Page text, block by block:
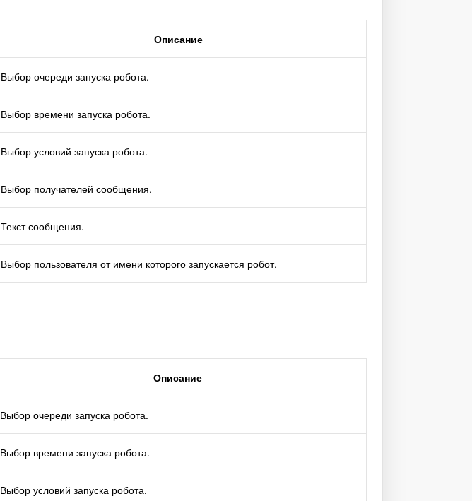
Описание
Выбор очереди запуска робота.
Выбор времени запуска робота.
Выбор условий запуска робота.
Выбор получателей сообщения.
Текст сообщения.
Выбор пользователя от имени которого запускается робот.
Описание
Выбор очереди запуска робота.
Выбор времени запуска робота.
Выбор условий запуска робота.